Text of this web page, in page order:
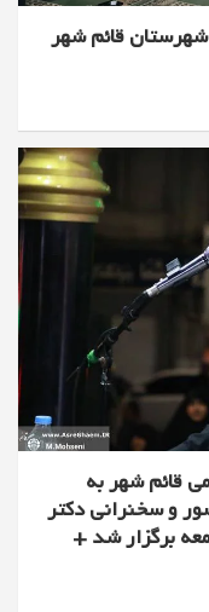
مراسم نماز جمعه 9 مرداد ماه 1405 شهرستان قائم شهر
قائم شهر به
و سخنرانی دکتر
برگزار شد +